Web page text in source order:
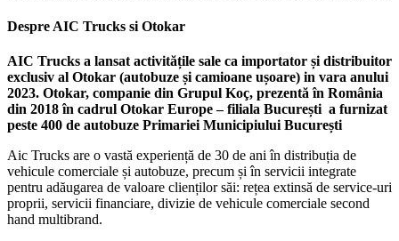
Despre AIC Trucks si Otokar
AIC Trucks a lansat activitățile sale ca importator și distribuitor
exclusiv al Otokar (autobuze și camioane ușoare) in vara anului
2023. Otokar, companie din Grupul Koç, prezentă în România
din 2018 în cadrul Otokar Europe – filiala București a furnizat
peste 400 de autobuze Primariei Municipiului București
Aic Trucks are o vastă experiență de 30 de ani în distribuția de
vehicule comerciale și autobuze, precum și în servicii integrate
pentru adăugarea de valoare clienților săi: rețea extinsă de service-uri
proprii, servicii financiare, divizie de vehicule comerciale second
hand multibrand.